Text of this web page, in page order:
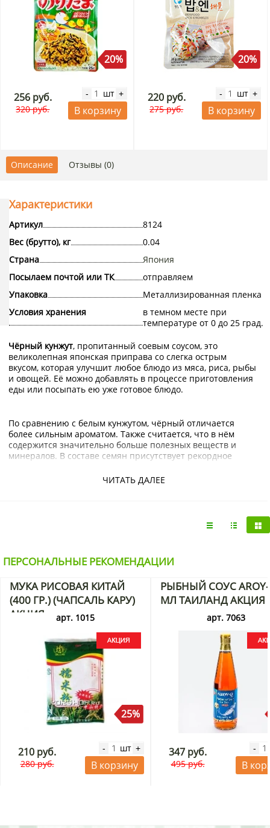
20%
256 руб.
320 руб.
- шт +
В корзину
20%
220 руб.
275 руб.
- шт +
В корзину
Описание Отзывы (0)
ЧИТАТЬ ДАЛЕЕ
Характеристики
Артикул
8124
Вес (брутто), кг
0.04
Страна
Япония
Посылаем почтой или ТК
отправляем
Упаковка
Металлизированная пленка
Условия хранения
в темном месте при
температуре от 0 до 25 град.
Чёрный кунжут, пропитанный соевым соусом, это
великолепная японская приправа со слегка острым
вкусом, которая улучшит любое блюдо из мяса, риса, рыбы
и овощей. Её можно добавлять в процессе приготовления
еды или посыпать ею уже готовое блюдо.
По сравнению с белым кунжутом, чёрный отличается
более сильным ароматом. Также считается, что в нём
содержится значительно больше полезных веществ и
минералов. В составе семян присутствует рекордное
укрепить ногти, приведёт к улучшению состояния волос и
холестерина и улучшает самочувствие во время
менопаузы у женщин после 45 лет.
Чёрный кунжут со специями купить
по низкой цене можно
в интернет-магазине японских продуктов
предлагаем продукцию известных азиатских брендов и
оформляем доставку товаров по Москве и России.
Срок годности 1 год.
японские приправы, чёрный кунжут, приправа для
мяса, японские продукты, свойства кунжута, приправа для
риса, кунжут с соевым соусом
ПЕРСОНАЛЬНЫЕ РЕКОМЕНДАЦИИ
МУКА РИСОВАЯ КИТАЙ
(400 ГР.) (ЧАПСАЛЬ КАРУ)
АКЦИЯ
арт. 1015
25%
210 руб.
280 руб.
- шт +
В корзину
РЫБНЫЙ СОУС AROY-
МЛ ТАИЛАНД АКЦИЯ
арт. 7063
347 руб.
495 руб.
-
В